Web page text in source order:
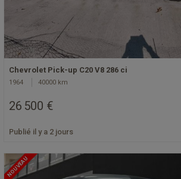
Chevrolet Pick-up C20 V8 286 ci
1964 40000 km
26 500 €
Publié il y a 2 jours
NOUVEAU